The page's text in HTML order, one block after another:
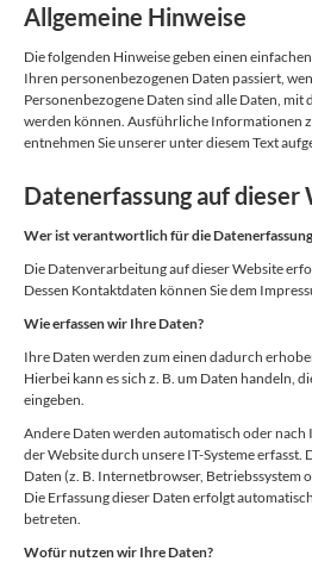
Allgemeine Hinweise
Die folgenden Hinweise geben einen
Ihren personenbezogenen Daten passiert,
Personenbezogene Daten sind alle Daten,
werden können. Ausführliche Informationen
entnehmen Sie unserer unter diesem Text
Datenerfassung auf dieser
Wer ist verantwortlich für die
Die Datenverarbeitung auf dieser Website
Dessen Kontaktdaten können Sie dem
Wie erfassen wir Ihre Daten?
Ihre Daten werden zum einen dadurch
Hierbei kann es sich z. B. um Daten handeln,
eingeben.
Andere Daten werden automatisch oder
der Website durch unsere IT-Systeme erfasst.
Daten (z. B. Internetbrowser, Betriebssystem
Die Erfassung dieser Daten erfolgt
betreten.
Wofür nutzen wir Ihre Daten?